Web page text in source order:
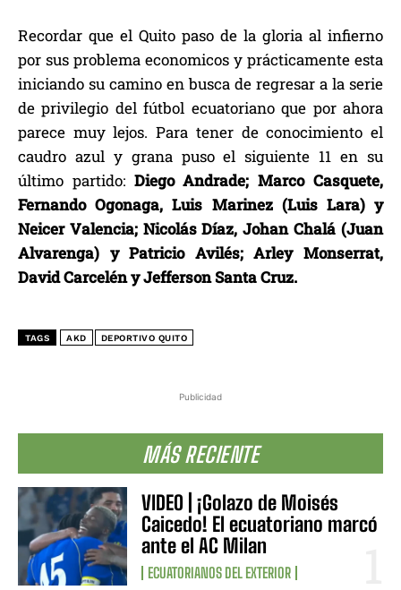
Publicidad
MÁS RECIENTE
VIDEO | ¡Golazo de Moisés
Caicedo! El ecuatoriano marcó
ante el AC Milan
ECUATORIANOS DEL EXTERIOR
Recordar que el Quito paso de la gloria al infierno
por sus problema economicos y prácticamente esta
iniciando su camino en busca de regresar a la serie
de privilegio del fútbol ecuatoriano que por ahora
parece muy lejos. Para tener de conocimiento el
caudro azul y grana puso el siguiente 11 en su
último partido: Diego Andrade; Marco Casquete,
Fernando Ogonaga, Luis Marinez (Luis Lara) y
Neicer Valencia; Nicolás Díaz, Johan Chalá (Juan
Alvarenga) y Patricio Avilés; Arley Monserrat,
David Carcelén y Jefferson Santa Cruz.
TAGS AKD DEPORTIVO QUITO